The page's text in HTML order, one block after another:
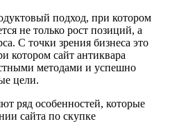
подход, при котором
не только рост позиций, а
С точки зрения бизнеса это
котором сайт антиквара
методами и успешно
цели.
ряд особенностей, которые
сайта по скупке